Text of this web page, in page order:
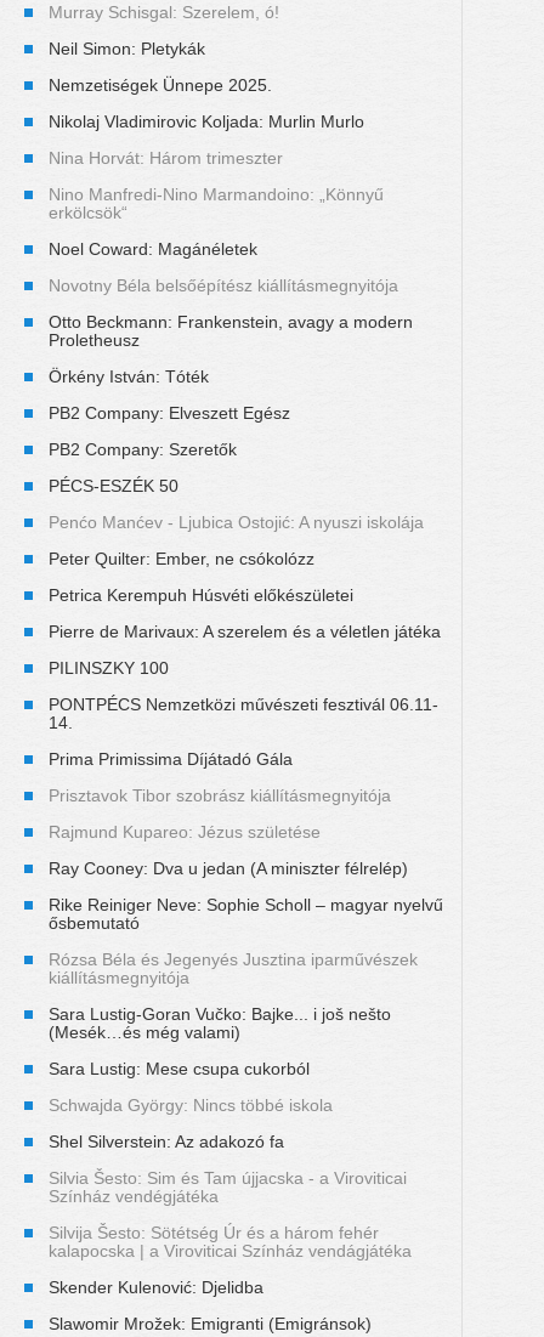
Murray Schisgal: Szerelem, ó!
Neil Simon: Pletykák
Nemzetiségek Ünnepe 2025.
Nikolaj Vladimirovic Koljada: Murlin Murlo
Nina Horvát: Három trimeszter
Nino Manfredi-Nino Marmandoino: „Könnyű
erkölcsök“
Noel Coward: Magánéletek
Novotny Béla belsőépítész kiállításmegnyitója
Otto Beckmann: Frankenstein, avagy a modern
Proletheusz
Örkény István: Tóték
PB2 Company: Elveszett Egész
PB2 Company: Szeretők
PÉCS-ESZÉK 50
Penćo Manćev - Ljubica Ostojić: A nyuszi iskolája
Peter Quilter: Ember, ne csókolózz
Petrica Kerempuh Húsvéti előkészületei
Pierre de Marivaux: A szerelem és a véletlen játéka
PILINSZKY 100
PONTPÉCS Nemzetközi művészeti fesztivál 06.11-
14.
Prima Primissima Díjátadó Gála
Prisztavok Tibor szobrász kiállításmegnyitója
Rajmund Kupareo: Jézus születése
Ray Cooney: Dva u jedan (A miniszter félrelép)
Rike Reiniger Neve: Sophie Scholl – magyar nyelvű
ősbemutató
Rózsa Béla és Jegenyés Jusztina iparművészek
kiállításmegnyitója
Sara Lustig-Goran Vučko: Bajke... i još nešto
(Mesék…és még valami)
Sara Lustig: Mese csupa cukorból
Schwajda György: Nincs többé iskola
Shel Silverstein: Az adakozó fa
Silvia Šesto: Sim és Tam újjacska - a Viroviticai
Színház vendégjátéka
Silvija Šesto: Sötétség Úr és a három fehér
kalapocska | a Viroviticai Színház vendágjátéka
Skender Kulenović: Djelidba
Slawomir Mrožek: Emigranti (Emigránsok)